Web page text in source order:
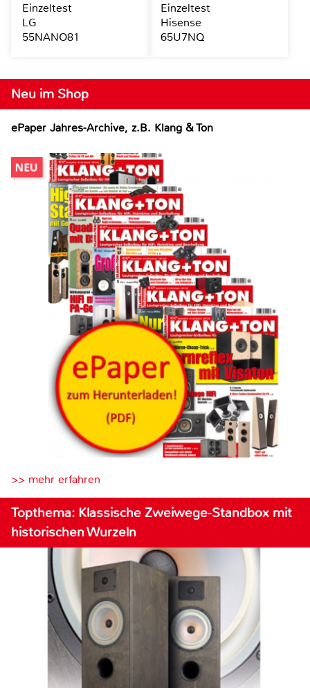
Neu im Shop
ePaper Jahres-Archive, z.B. Klang & Ton
>> mehr erfahren
Topthema: Klassische Zweiwege-Standbox mit
historischen Wurzeln
Einzeltest
LG
55NANO81
Einzeltest
Hisense
65U7NQ